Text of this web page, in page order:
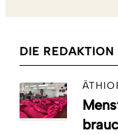
DIE REDAKTION